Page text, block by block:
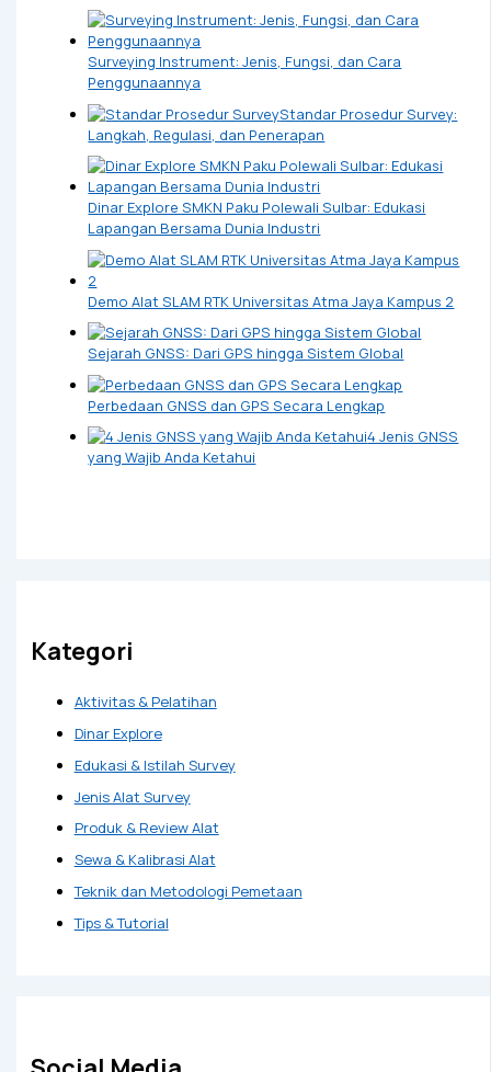
Surveying Instrument: Jenis, Fungsi, dan Cara
Penggunaannya
Standar Prosedur Survey:
Langkah, Regulasi, dan Penerapan
Dinar Explore SMKN Paku Polewali Sulbar: Edukasi
Lapangan Bersama Dunia Industri
Demo Alat SLAM RTK Universitas Atma Jaya Kampus 2
Sejarah GNSS: Dari GPS hingga Sistem Global
Perbedaan GNSS dan GPS Secara Lengkap
4 Jenis GNSS
yang Wajib Anda Ketahui
Kategori
Aktivitas & Pelatihan
Dinar Explore
Edukasi & Istilah Survey
Jenis Alat Survey
Produk & Review Alat
Sewa & Kalibrasi Alat
Teknik dan Metodologi Pemetaan
Tips & Tutorial